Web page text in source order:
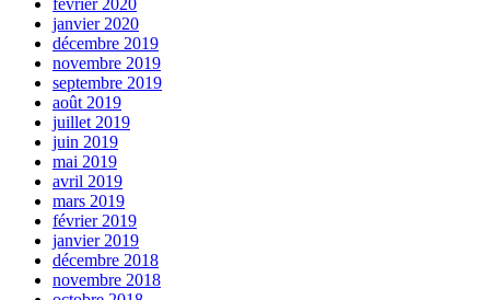
février 2020
janvier 2020
décembre 2019
novembre 2019
septembre 2019
août 2019
juillet 2019
juin 2019
mai 2019
avril 2019
mars 2019
février 2019
janvier 2019
décembre 2018
novembre 2018